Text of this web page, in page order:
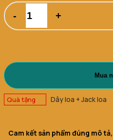
Karaoke
dBAcoustic
số
Mua
Quà tặng Dây loa + Jack loa
Cam kết sản phẩm đúng mô